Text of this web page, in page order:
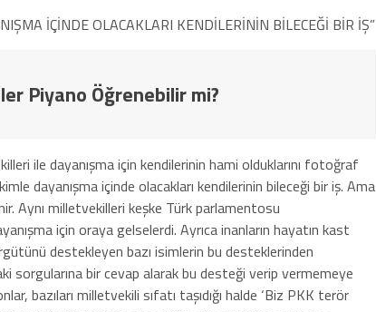
İÇİNDE OLACAKLARI KENDİLERİNİN BİLECEĞİ BİR İŞ”
Piyano Öğrenebilir mi?
ile dayanışma için kendilerinin hami olduklarını fotoğraf
dayanışma içinde olacakları kendilerinin bileceği bir iş. Ama
Aynı milletvekilleri keşke Türk parlamentosu
için oraya gelselerdi. Ayrıca inanların hayatın kast
destekleyen bazı isimlerin bu desteklerinden
sorgularına bir cevap alarak bu desteği verip vermemeye
bazıları milletvekili sıfatı taşıdığı halde ‘Biz PKK terör